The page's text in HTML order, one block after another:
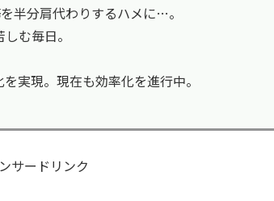
半分肩代わりするハメに…。
む毎日。
実現。現在も効率化を進行中。
サードリンク